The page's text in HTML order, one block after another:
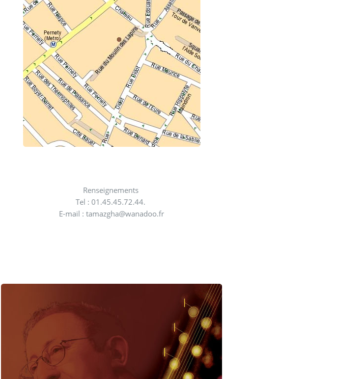
Renseignements
Tel : 01.45.45.72.44.
E-mail : tamazgha@wanadoo.fr